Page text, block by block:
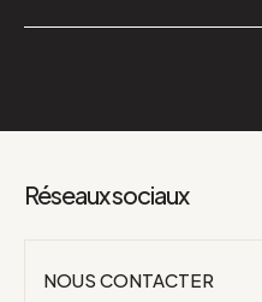
Réseaux sociaux
NOUS CONTACTER